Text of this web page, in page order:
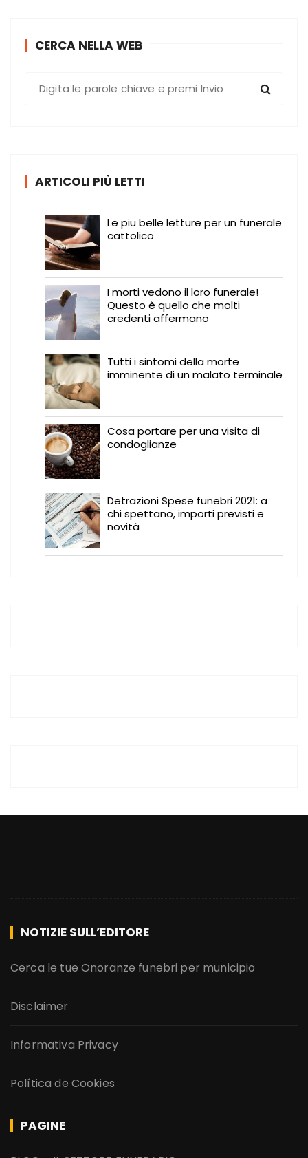
CERCA NELLA WEB
ARTICOLI PIÙ LETTI
Le piu belle letture per un funerale
cattolico
I morti vedono il loro funerale!
Questo è quello che molti
credenti affermano
Tutti i sintomi della morte
imminente di un malato terminale
Cosa portare per una visita di
condoglianze
Detrazioni Spese funebri 2021: a
chi spettano, importi previsti e
novità
NOTIZIE SULL’EDITORE
Cerca le tue Onoranze funebri per municipio
Disclaimer
Informativa Privacy
Política de Cookies
PAGINE